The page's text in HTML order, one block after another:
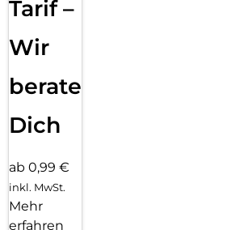
Gesamtleistung von 15W und ist optimal
magnetisches Case hindurch.
Tarif –
Wir
beraten
Dich
ab 0,99 €
inkl. MwSt.
Mehr
erfahren